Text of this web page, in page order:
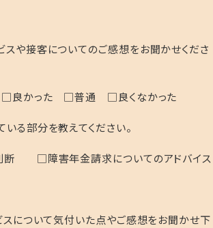
スや接客についてのご感想をお聞かせくださ
良かった □普通 □良くなかった
る部分を教えてください。
断 □障害年金請求についてのアドバイス
について気付いた点やご感想をお聞かせ下